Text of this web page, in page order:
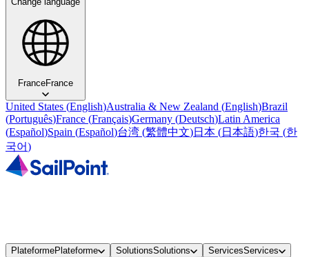
FranceFrance
United States (English)Australia & New Zealand (English)Brazil
(Português)France (Français)Germany (Deutsch)Latin America
(Español)Spain (Español)台湾 (繁體中文)日本 (日本語)한국 (한
국어)
PlateformePlateforme SolutionsSolutions ServicesServices